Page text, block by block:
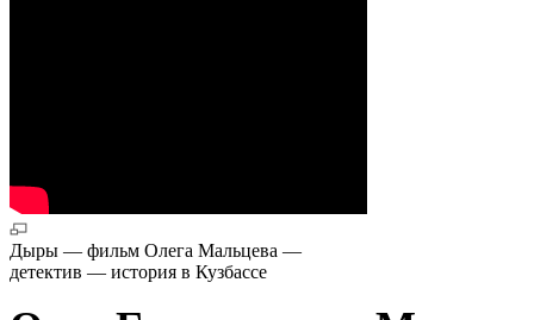
Дыры — фильм Олега Мальцева —
детектив — история в Кузбассе